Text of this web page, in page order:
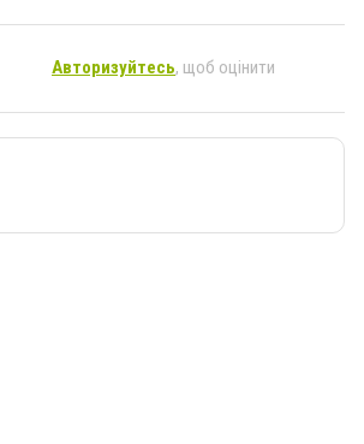
Авторизуйтесь, щоб оцінити